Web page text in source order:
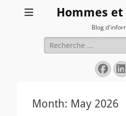
Hommes et
Blog
Search
for:
Month: May 2026